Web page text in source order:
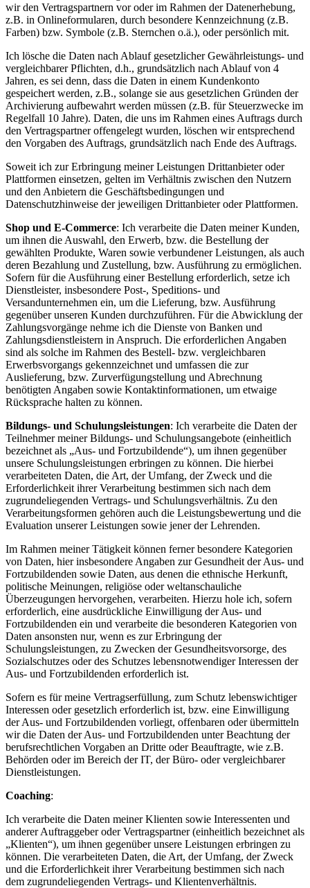
wir den Vertragspartnern vor oder im Rahmen der Datenerhebung,
z.B. in Onlineformularen, durch besondere Kennzeichnung (z.B.
Farben) bzw. Symbole (z.B. Sternchen o.ä.), oder persönlich mit.
Ich lösche die Daten nach Ablauf gesetzlicher Gewährleistungs- und
vergleichbarer Pflichten, d.h., grundsätzlich nach Ablauf von 4
Jahren, es sei denn, dass die Daten in einem Kundenkonto
gespeichert werden, z.B., solange sie aus gesetzlichen Gründen der
Archivierung aufbewahrt werden müssen (z.B. für Steuerzwecke im
Regelfall 10 Jahre). Daten, die uns im Rahmen eines Auftrags durch
den Vertragspartner offengelegt wurden, löschen wir entsprechend
den Vorgaben des Auftrags, grundsätzlich nach Ende des Auftrags.
Soweit ich zur Erbringung meiner Leistungen Drittanbieter oder
Plattformen einsetzen, gelten im Verhältnis zwischen den Nutzern
und den Anbietern die Geschäftsbedingungen und
Datenschutzhinweise der jeweiligen Drittanbieter oder Plattformen.
Shop und E-Commerce: Ich verarbeite die Daten meiner Kunden,
um ihnen die Auswahl, den Erwerb, bzw. die Bestellung der
gewählten Produkte, Waren sowie verbundener Leistungen, als auch
deren Bezahlung und Zustellung, bzw. Ausführung zu ermöglichen.
Sofern für die Ausführung einer Bestellung erforderlich, setze ich
Dienstleister, insbesondere Post-, Speditions- und
Versandunternehmen ein, um die Lieferung, bzw. Ausführung
gegenüber unseren Kunden durchzuführen. Für die Abwicklung der
Zahlungsvorgänge nehme ich die Dienste von Banken und
Zahlungsdienstleistern in Anspruch. Die erforderlichen Angaben
sind als solche im Rahmen des Bestell- bzw. vergleichbaren
Erwerbsvorgangs gekennzeichnet und umfassen die zur
Auslieferung, bzw. Zurverfügungstellung und Abrechnung
benötigten Angaben sowie Kontaktinformationen, um etwaige
Rücksprache halten zu können.
Bildungs- und Schulungsleistungen: Ich verarbeite die Daten der
Teilnehmer meiner Bildungs- und Schulungsangebote (einheitlich
bezeichnet als „Aus- und Fortzubildende“), um ihnen gegenüber
unsere Schulungsleistungen erbringen zu können. Die hierbei
verarbeiteten Daten, die Art, der Umfang, der Zweck und die
Erforderlichkeit ihrer Verarbeitung bestimmen sich nach dem
zugrundeliegenden Vertrags- und Schulungsverhältnis. Zu den
Verarbeitungsformen gehören auch die Leistungsbewertung und die
Evaluation unserer Leistungen sowie jener der Lehrenden.
Im Rahmen meiner Tätigkeit können ferner besondere Kategorien
von Daten, hier insbesondere Angaben zur Gesundheit der Aus- und
Fortzubildenden sowie Daten, aus denen die ethnische Herkunft,
politische Meinungen, religiöse oder weltanschauliche
Überzeugungen hervorgehen, verarbeiten. Hierzu hole ich, sofern
erforderlich, eine ausdrückliche Einwilligung der Aus- und
Fortzubildenden ein und verarbeite die besonderen Kategorien von
Daten ansonsten nur, wenn es zur Erbringung der
Schulungsleistungen, zu Zwecken der Gesundheitsvorsorge, des
Sozialschutzes oder des Schutzes lebensnotwendiger Interessen der
Aus- und Fortzubildenden erforderlich ist.
Sofern es für meine Vertragserfüllung, zum Schutz lebenswichtiger
Interessen oder gesetzlich erforderlich ist, bzw. eine Einwilligung
der Aus- und Fortzubildenden vorliegt, offenbaren oder übermitteln
wir die Daten der Aus- und Fortzubildenden unter Beachtung der
berufsrechtlichen Vorgaben an Dritte oder Beauftragte, wie z.B.
Behörden oder im Bereich der IT, der Büro- oder vergleichbarer
Dienstleistungen.
Coaching:
Ich verarbeite die Daten meiner Klienten sowie Interessenten und
anderer Auftraggeber oder Vertragspartner (einheitlich bezeichnet als
„Klienten“), um ihnen gegenüber unsere Leistungen erbringen zu
können. Die verarbeiteten Daten, die Art, der Umfang, der Zweck
und die Erforderlichkeit ihrer Verarbeitung bestimmen sich nach
dem zugrundeliegenden Vertrags- und Klientenverhältnis.